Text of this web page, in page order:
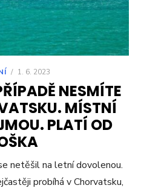
/ 1. 6. 2023
NESMÍTE
MÍSTNÍ
PLATÍ OD
netěšil na letní dovolenou.
probíhá v Chorvatsku,